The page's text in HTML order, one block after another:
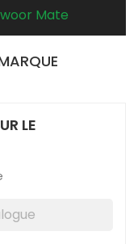
Mate
LE